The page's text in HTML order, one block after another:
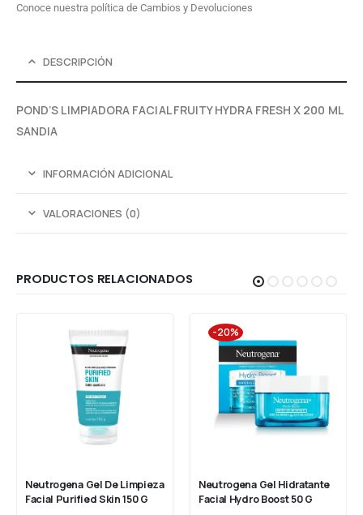
Conoce nuestra política de Cambios y Devoluciones
DESCRIPCIÓN
POND’S LIMPIADORA FACIAL FRUITY HYDRA FRESH X 200 ML
SANDIA
INFORMACIÓN ADICIONAL
VALORACIONES (0)
PRODUCTOS RELACIONADOS
Neutrogena Gel De Limpieza
Facial Purified Skin 150 G
-20%
Neutrogena Gel Hidratante
Facial Hydro Boost 50 G